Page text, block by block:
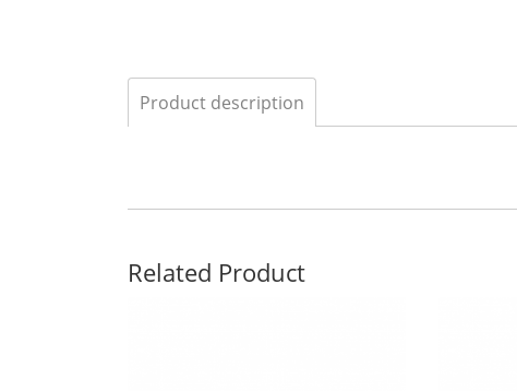
Product description
Related Product